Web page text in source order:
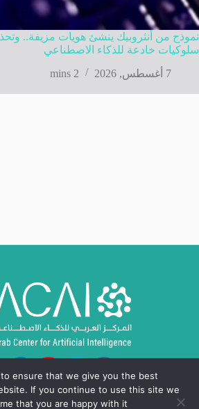
نموذج من أنثروبيك ينشئ هويات مزيفة..
سلوكيات خادعة للذكاء الاصطناعي
7 أغسطس, 2026
2 mins
ensure that we give you the best
If you continue to use this site we
that you are happy with it.